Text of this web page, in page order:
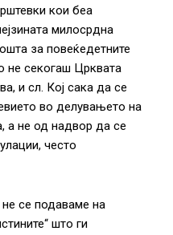
кои беа
милосрдна
за повеќедетните
не секогаш Црквата
и сл. Кој сака да се
во делувањето на
а не од надвор да се
често
се подаваме на
што ги